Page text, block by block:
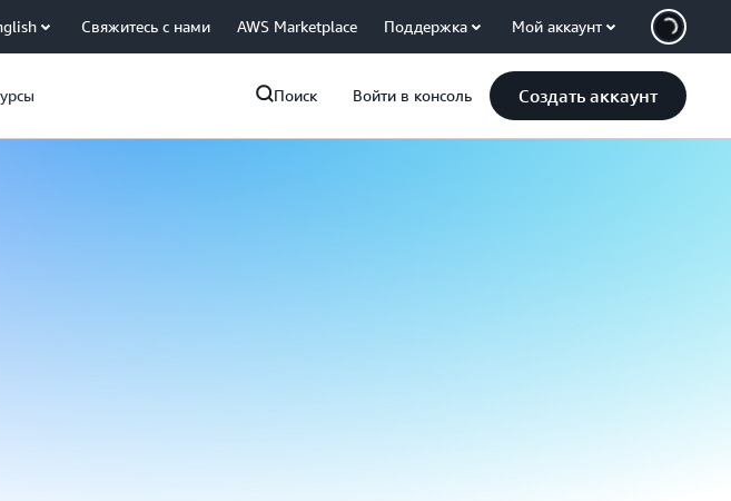
Свяжитесь с нами AWS Marketplace Поддержка Мой аккаунт
Поиск Войти в консоль Создать аккаунт